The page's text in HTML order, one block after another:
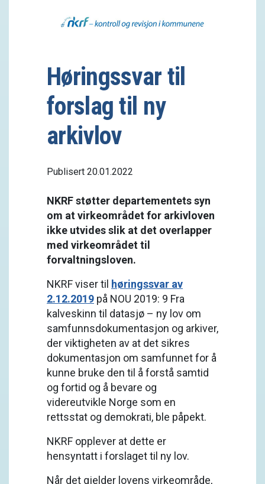
Høringssvar til
forslag til ny
arkivlov
Publisert 20.01.2022
NKRF støtter departementets syn
om at virkeområdet for arkivloven
ikke utvides slik at det overlapper
med virkeområdet til
forvaltningsloven.
NKRF viser til høringssvar av
2.12.2019 på NOU 2019: 9 Fra
kalveskinn til datasjø – ny lov om
samfunnsdokumentasjon og arkiver,
der viktigheten av at det sikres
dokumentasjon om samfunnet for å
kunne bruke den til å forstå samtid
og fortid og å bevare og
videreutvikle Norge som en
rettsstat og demokrati, ble påpekt.
NKRF opplever at dette er
hensyntatt i forslaget til ny lov.
Når det gjelder lovens virkeområde,